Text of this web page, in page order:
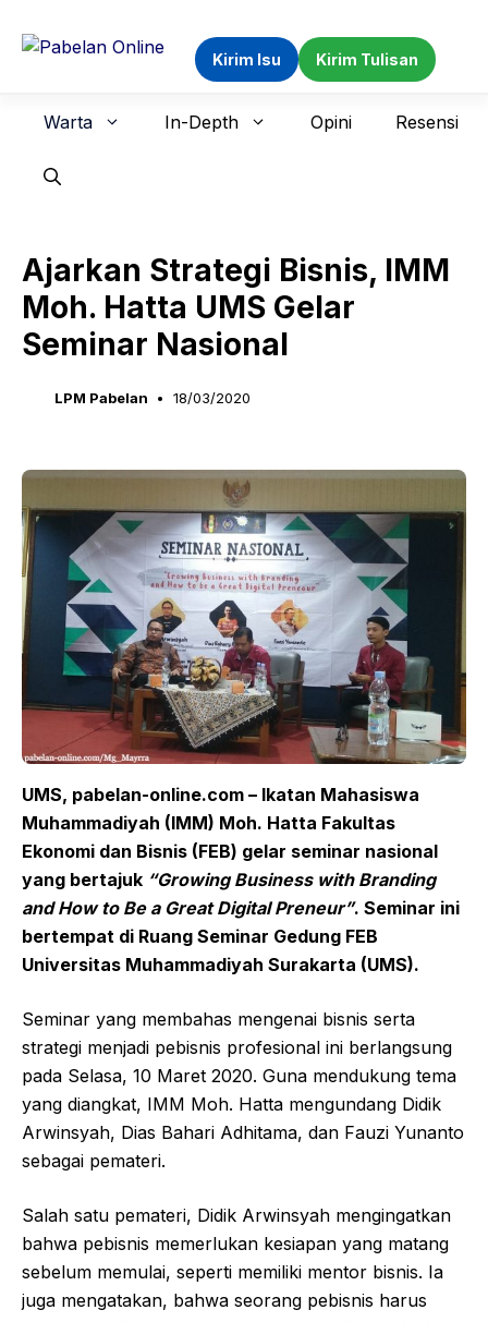
Kirim Isu Kirim Tulisan
Warta In-Depth Opini Resensi
Ajarkan Strategi Bisnis, IMM
Moh. Hatta UMS Gelar
Seminar Nasional
LPM Pabelan 18/03/2020
UMS, pabelan-online.com – Ikatan Mahasiswa
Muhammadiyah (IMM) Moh. Hatta Fakultas
Ekonomi dan Bisnis (FEB) gelar seminar nasional
yang bertajuk “Growing Business with Branding
and How to Be a Great Digital Preneur”. Seminar ini
bertempat di Ruang Seminar Gedung FEB
Universitas Muhammadiyah Surakarta (UMS).
Seminar yang membahas mengenai bisnis serta
strategi menjadi pebisnis profesional ini berlangsung
pada Selasa, 10 Maret 2020. Guna mendukung tema
yang diangkat, IMM Moh. Hatta mengundang Didik
Arwinsyah, Dias Bahari Adhitama, dan Fauzi Yunanto
sebagai pemateri.
Salah satu pemateri, Didik Arwinsyah mengingatkan
bahwa pebisnis memerlukan kesiapan yang matang
sebelum memulai, seperti memiliki mentor bisnis. Ia
juga mengatakan, bahwa seorang pebisnis harus